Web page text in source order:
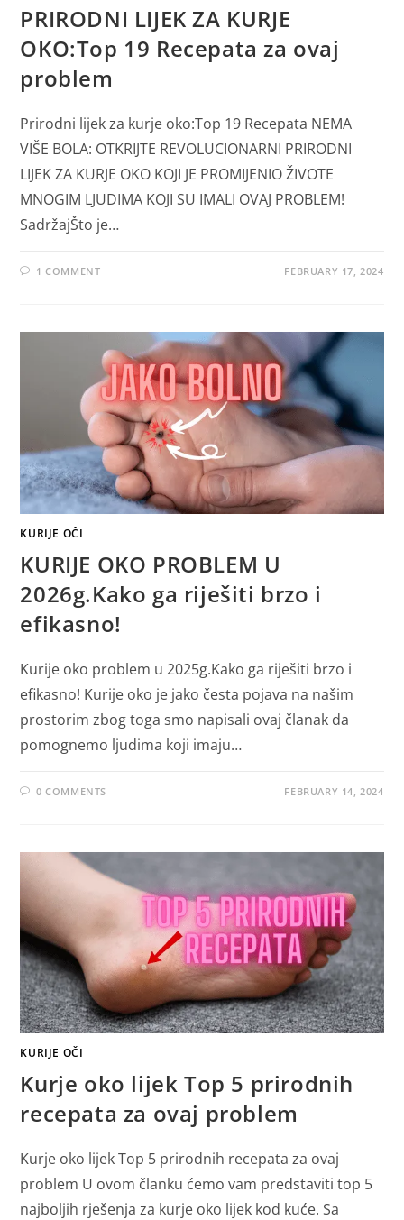
PRIRODNI LIJEK ZA KURJE
OKO:Top 19 Recepata za ovaj
problem
Prirodni lijek za kurje oko:Top 19 Recepata NEMA
VIŠE BOLA: OTKRIJTE REVOLUCIONARNI PRIRODNI
LIJEK ZA KURJE OKO KOJI JE PROMIJENIO ŽIVOTE
MNOGIM LJUDIMA KOJI SU IMALI OVAJ PROBLEM!
SadržajŠto je…
1 COMMENT FEBRUARY 17, 2024
KURIJE OČI
KURIJE OKO PROBLEM U
2026g.Kako ga riješiti brzo i
efikasno!
Kurije oko problem u 2025g.Kako ga riješiti brzo i
efikasno! Kurije oko je jako česta pojava na našim
prostorim zbog toga smo napisali ovaj članak da
pomognemo ljudima koji imaju…
0 COMMENTS FEBRUARY 14, 2024
KURIJE OČI
Kurje oko lijek Top 5 prirodnih
recepata za ovaj problem
Kurje oko lijek Top 5 prirodnih recepata za ovaj
problem U ovom članku ćemo vam predstaviti top 5
najboljih rješenja za kurje oko lijek kod kuće. Sa